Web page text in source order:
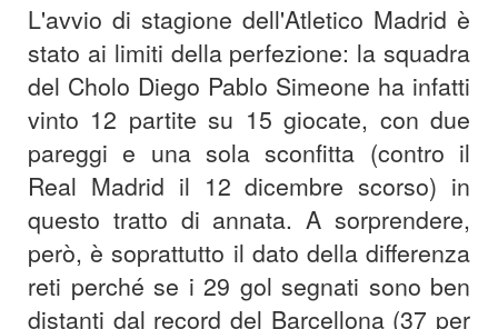
L'avvio di stagione dell'Atletico Madrid è
stato ai limiti della perfezione: la squadra
del Cholo Diego Pablo Simeone ha infatti
vinto 12 partite su 15 giocate, con due
pareggi e una sola sconfitta (contro il
Real Madrid il 12 dicembre scorso) in
questo tratto di annata. A sorprendere,
però, è soprattutto il dato della differenza
reti perché se i 29 gol segnati sono ben
distanti dal record del Barcellona (37 per